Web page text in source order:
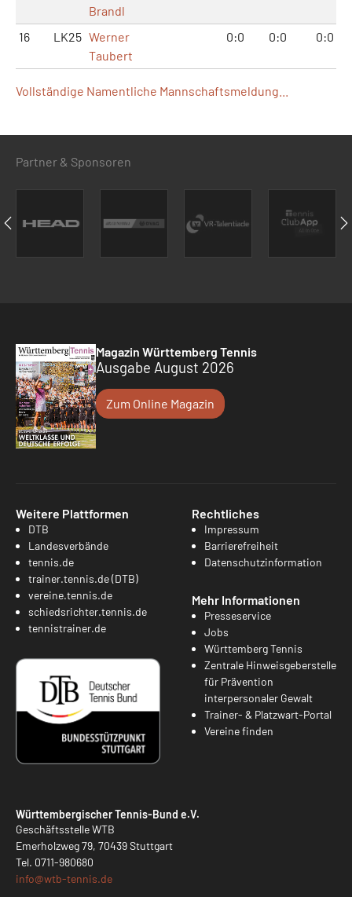
Brandl
16 LK25 Werner
Taubert
0:0 0:0 0:0
Vollständige Namentliche Mannschaftsmeldung...
Partner & Sponsoren
Magazin Württemberg Tennis
Ausgabe August 2026
Zum Online Magazin
Weitere Plattformen
DTB
Landesverbände
tennis.de
trainer.tennis.de (DTB)
vereine.tennis.de
schiedsrichter.tennis.de
tennistrainer.de
Rechtliches
Impressum
Barrierefreiheit
Datenschutzinformation
Mehr Informationen
Presseservice
Jobs
Württemberg Tennis
Zentrale Hinweisgeberstelle
für Prävention
interpersonaler Gewalt
Trainer- & Platzwart-Portal
Vereine finden
Württembergischer Tennis-Bund e.V.
Geschäftsstelle WTB
Emerholzweg 79, 70439 Stuttgart
Tel. 0711-980680
info@wtb-tennis.de